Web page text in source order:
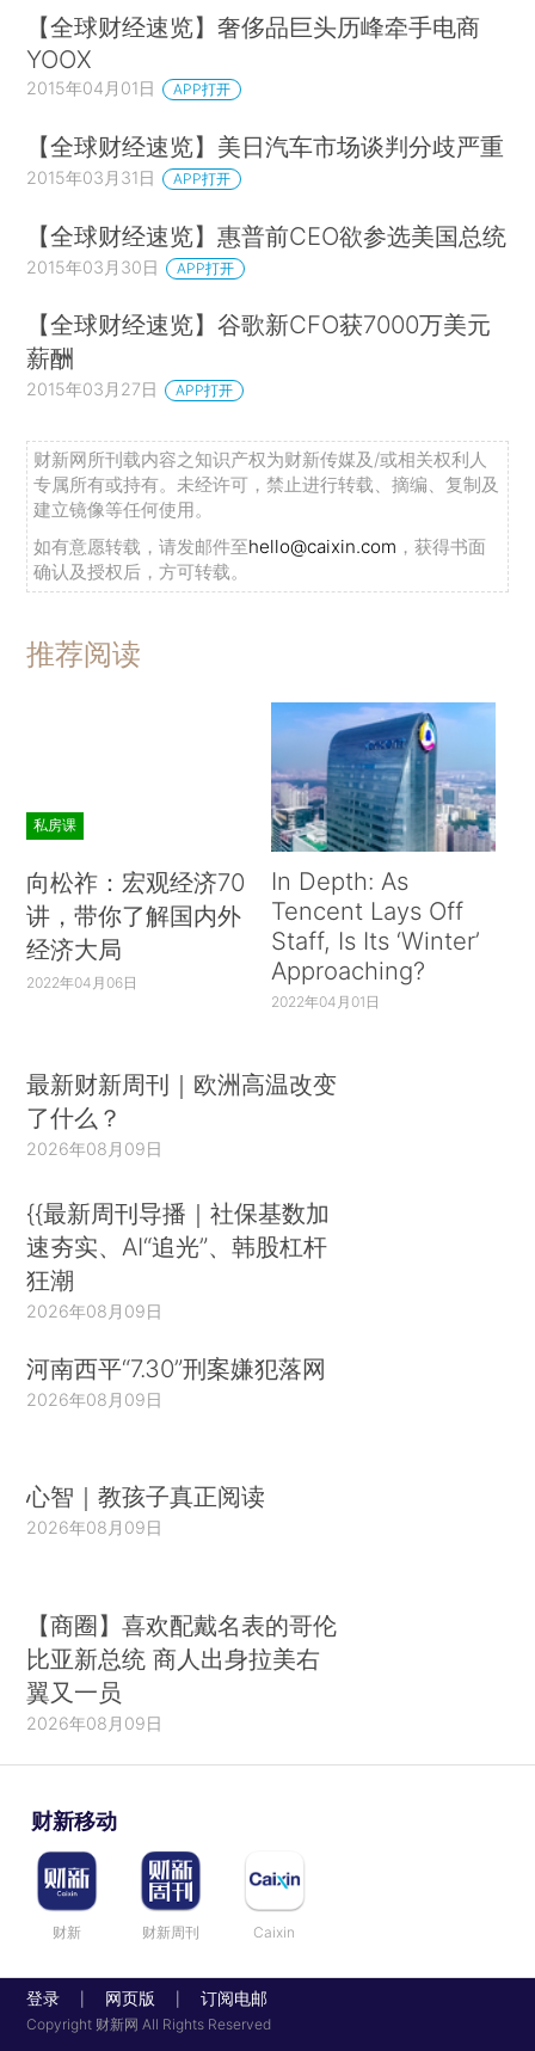
【全球财经速览】奢侈品巨头历峰牵手电商
YOOX
2015年04月01日 APP打开
【全球财经速览】美日汽车市场谈判分歧严重
2015年03月31日 APP打开
【全球财经速览】惠普前CEO欲参选美国总统
2015年03月30日 APP打开
【全球财经速览】谷歌新CFO获7000万美元
薪酬
2015年03月27日 APP打开
财新网所刊载内容之知识产权为财新传媒及/或相关权利人
专属所有或持有。未经许可，禁止进行转载、摘编、复制及
建立镜像等任何使用。
如有意愿转载，请发邮件至hello@caixin.com ，获得书面
确认及授权后，方可转载。
推荐阅读
私房课
向松祚：宏观经济70
讲，带你了解国内外
经济大局
2022年04月06日
In Depth: As
Tencent Lays Off
Staff, Is Its ‘Winter’
Approaching?
2022年04月01日
最新财新周刊｜欧洲高温改变
了什么？
2026年08月09日
{{最新周刊导播｜社保基数加
速夯实、AI“追光”、韩股杠杆
狂潮
2026年08月09日
河南西平“7.30”刑案嫌犯落网
2026年08月09日
心智｜教孩子真正阅读
2026年08月09日
【商圈】喜欢配戴名表的哥伦
比亚新总统 商人出身拉美右
翼又一员
2026年08月09日
财新移动
财新 财新周刊 Caixin
登录 网页版 订阅电邮
Copyright 财新网 All Rights Reserved